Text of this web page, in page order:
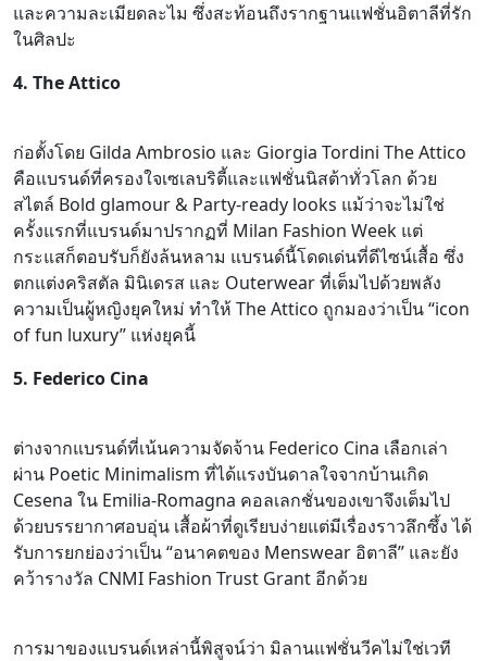
และความละเมียดละไม ซึ่งสะท้อนถึงรากฐานแฟชั่นอิตาลีที่รัก
ในศิลปะ
4. The Attico
ก่อตั้งโดย Gilda Ambrosio และ Giorgia Tordini The Attico
คือแบรนด์ที่ครองใจเซเลบริตี้และแฟชั่นนิสต้าทั่วโลก ด้วย
สไตล์ Bold glamour & Party-ready looks แม้ว่าจะไม่ใช่
ครั้งแรกที่แบรนด์มาปรากฏที่ Milan Fashion Week แต่
กระแสก็ตอบรับก็ยังล้นหลาม แบรนด์นี้โดดเด่นที่ดีไซน์เสื้อ ซึ่ง
ตกแต่งคริสตัล มินิเดรส และ Outerwear ที่เต็มไปด้วยพลัง
ความเป็นผู้หญิงยุคใหม่ ทำให้ The Attico ถูกมองว่าเป็น “icon
of fun luxury” แห่งยุคนี้
5. Federico Cina
ต่างจากแบรนด์ที่เน้นความจัดจ้าน Federico Cina เลือกเล่า
ผ่าน Poetic Minimalism ที่ได้แรงบันดาลใจจากบ้านเกิด
Cesena ใน Emilia-Romagna คอลเลกชั่นของเขาจึงเต็มไป
ด้วยบรรยากาศอบอุ่น เสื้อผ้าที่ดูเรียบง่ายแต่มีเรื่องราวลึกซึ้ง ได้
รับการยกย่องว่าเป็น “อนาคตของ Menswear อิตาลี” และยัง
คว้ารางวัล CNMI Fashion Trust Grant อีกด้วย
การมาของแบรนด์เหล่านี้พิสูจน์ว่า มิลานแฟชั่นวีคไม่ใช่เวที